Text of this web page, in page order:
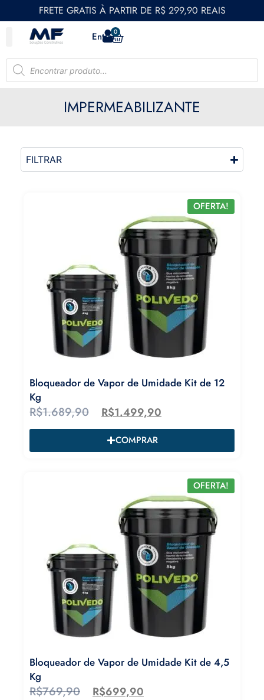
FRETE GRATIS À PARTIR DE R$ 299,90 REAIS
Entrar0
IMPERMEABILIZANTE
FILTRAR
OFERTA!
Bloqueador de Vapor de Umidade Kit de 12
Kg
R$1.689,90 R$1.499,90
COMPRAR
OFERTA!
Bloqueador de Vapor de Umidade Kit de 4,5
Kg
R$769,90 R$699,90